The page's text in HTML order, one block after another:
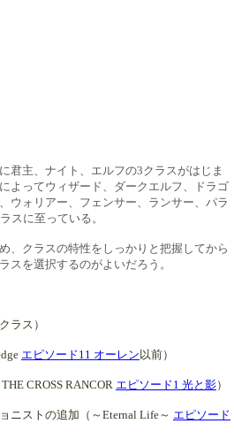
君主、ナイト、エルフの3クラスがはじま
よってウィザード、ダークエルフ、ドラゴ
ウォリアー、フェンサー、ランサー、パラ
スに至っている。
、クラスの特性をしっかりと把握してから
スを選択するのがよいだろう。
ラス）
エピソード11 オーレン 以前）
CROSS RANCOR エピソード1 光と影）
ニストの追加（～Eternal Life～ エピソード